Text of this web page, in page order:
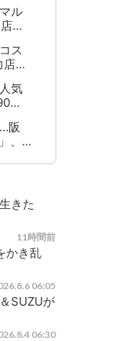
ル
…
ス
店…
気
阪
、…
きた
11時間前
かき乱
06:05
SUZUが
06:30